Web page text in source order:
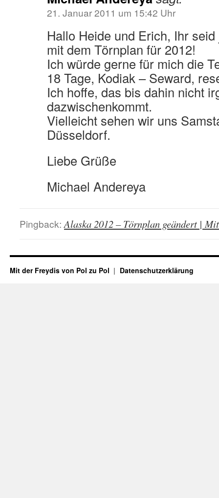
21. Januar 2011 um 15:42 Uhr
Hallo Heide und Erich, Ihr
mit dem Törnplan für 2012!
Ich würde gerne für mich die
18 Tage, Kodiak – Seward,
Ich hoffe, das bis dahin nicht
dazwischenkommt.
Vielleicht sehen wir uns
Düsseldorf.
Liebe Grüße
Michael Andereya
Pingback: Alaska 2012 – Törnplan geändert |
Mit der Freydis von Pol zu Pol Datenschutzerklärung